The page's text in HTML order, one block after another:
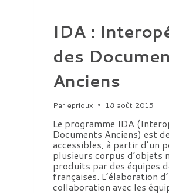
IDA :
des
Anciens
Par eprioux 18 août 2015
Le programme IDA
Documents Anciens) est
accessibles, à partir d’un
plusieurs corpus d’objets
produits par des équipes
françaises. L’élaboration
collaboration avec les